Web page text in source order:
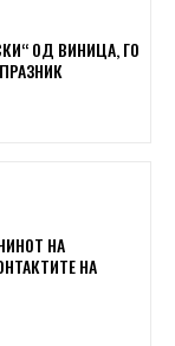
ОД ВИНИЦА, ГО
НА
НА